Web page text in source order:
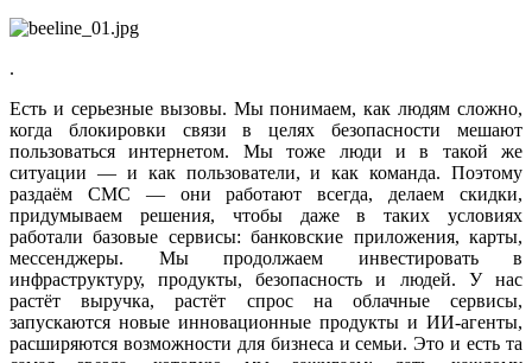
.
Есть и серьезные вызовы. Мы понимаем, как людям сложно,
когда блокировки связи в целях безопасности мешают
пользоваться интернетом. Мы тоже люди и в такой же
ситуации — и как пользователи, и как команда. Поэтому
раздаём СМС — они работают всегда, делаем скидки,
придумываем решения, чтобы даже в таких условиях
работали базовые сервисы: банковские приложения, карты,
мессенджеры. Мы продолжаем инвестировать в
инфраструктуру, продукты, безопасность и людей. У нас
растёт выручка, растёт спрос на облачные сервисы,
запускаются новые инновационные продукты и ИИ-агенты,
расширяются возможности для бизнеса и семьи. Это и есть та